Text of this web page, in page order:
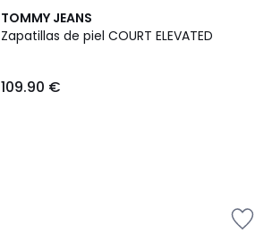
TOMMY JEANS
Zapatillas de piel COURT ELEVATED
109.90 €